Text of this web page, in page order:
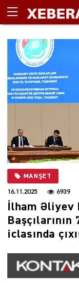
MANŞET
16.11.2025 6939
İlham Əliyev
iclasında